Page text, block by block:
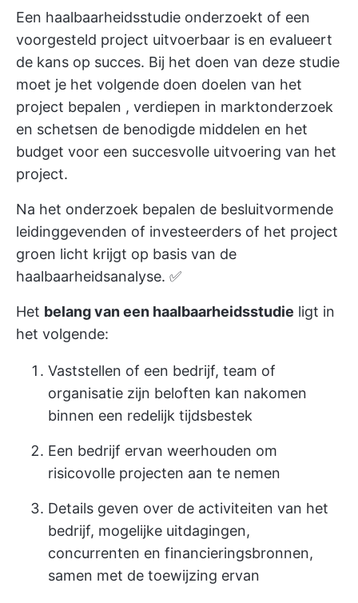
Een haalbaarheidsstudie onderzoekt of een
voorgesteld project uitvoerbaar is en evalueert
de kans op succes. Bij het doen van deze studie
moet je het volgende doen doelen van het
project bepalen , verdiepen in marktonderzoek
en schetsen de benodigde middelen en het
budget voor een succesvolle uitvoering van het
project.
Na het onderzoek bepalen de besluitvormende
leidinggevenden of investeerders of het project
groen licht krijgt op basis van de
haalbaarheidsanalyse. ✅
Het belang van een haalbaarheidsstudie ligt in
het volgende:
Vaststellen of een bedrijf, team of
organisatie zijn beloften kan nakomen
binnen een redelijk tijdsbestek
Een bedrijf ervan weerhouden om
risicovolle projecten aan te nemen
Details geven over de activiteiten van het
bedrijf, mogelijke uitdagingen,
concurrenten en financieringsbronnen,
samen met de toewijzing ervan